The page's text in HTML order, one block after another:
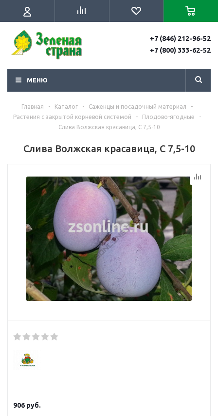
+7 (846) 212-96-52
+7 (800) 333-62-52
МЕНЮ
Главная - Каталог - Саженцы и посадочный материал
-
Растения с закрытой корневой системой
- Плодово-ягодные
-
Слива Волжская красавица, С 7,5-10
Слива Волжская красавица, С 7,5-10
906 руб.